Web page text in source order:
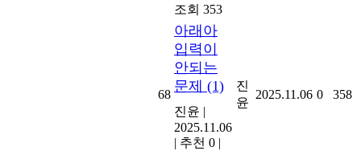
조회 353
68
아래아
입력이
안되는
문제 (1)
진윤 |
2025.11.06
| 추천 0 |
진
윤
2025.11.06 0 358